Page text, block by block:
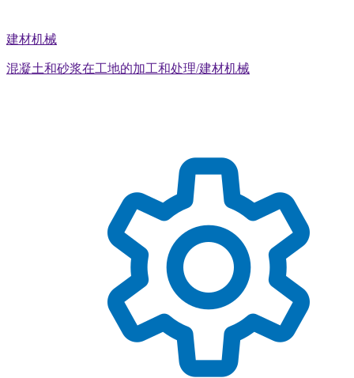
建材机械
混凝土和砂浆在工地的加工和处理/建材机械